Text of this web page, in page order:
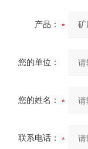
产品：
您的单位：
您的姓名：
联系电话：